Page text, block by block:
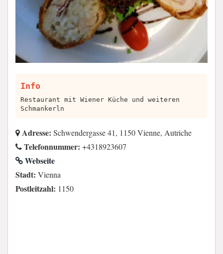
Info
Restaurant mit Wiener Küche und weiteren
Schmankerln
Adresse: Schwendergasse 41, 1150 Vienne, Autriche
Telefonnummer: +4318923607
Webseite
Stadt: Vienna
Postleitzahl: 1150